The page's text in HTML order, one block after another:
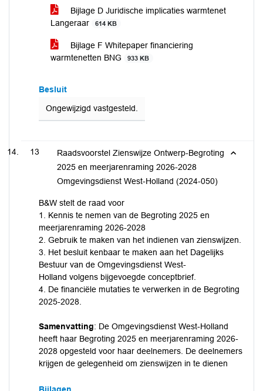
Bijlage D Juridische implicaties warmtenet
Langeraar
614 KB
Bijlage F Whitepaper financiering
warmtenetten BNG
933 KB
Besluit
Ongewijzigd vastgesteld.
13
Raadsvoorstel Zienswijze Ontwerp-Begroting
2025 en meerjarenraming 2026-2028
Omgevingsdienst West-Holland (2024-050)
B&W stelt de raad voor
1. Kennis te nemen van de Begroting 2025 en
meerjarenraming 2026-2028
2. Gebruik te maken van het indienen van zienswijzen.
3. Het besluit kenbaar te maken aan het Dagelijks
Bestuur van de Omgevingsdienst West-
Holland volgens bijgevoegde conceptbrief.
4. De financiële mutaties te verwerken in de Begroting
2025-2028.
Samenvatting: De Omgevingsdienst West-Holland
heeft haar Begroting 2025 en meerjarenraming 2026-
2028 opgesteld voor haar deelnemers. De deelnemers
krijgen de gelegenheid om zienswijzen in te dienen